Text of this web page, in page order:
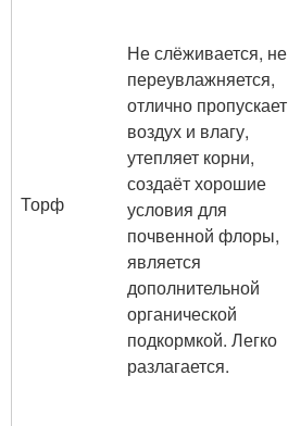
Торф
Не слёживается, не
переувлажняется,
отлично пропускает
воздух и влагу,
утепляет корни,
создаёт хорошие
условия для
почвенной флоры,
является
дополнительной
органической
подкормкой. Легко
разлагается.